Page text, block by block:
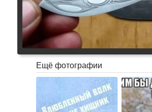
Ещё фотографии